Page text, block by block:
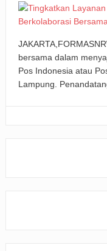
bersama dalam
Pos Indonesia atau
Lampung.